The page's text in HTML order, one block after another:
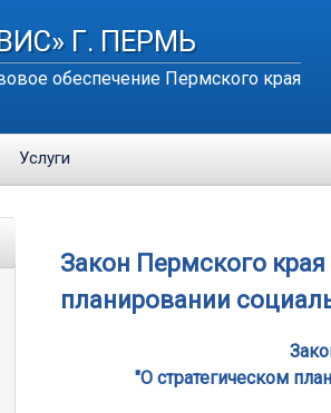
Г. ПЕРМЬ
обеспечение Пермского края
Услуги
Закон Пермского края
планировании
"О стратегическом